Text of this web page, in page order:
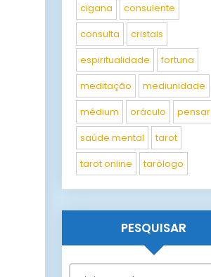
cigana consulente
consulta cristais
espiritualidade fortuna
meditação mediunidade
médium oráculo pensar
saúde mental tarot
tarot online tarólogo
PESQUISAR